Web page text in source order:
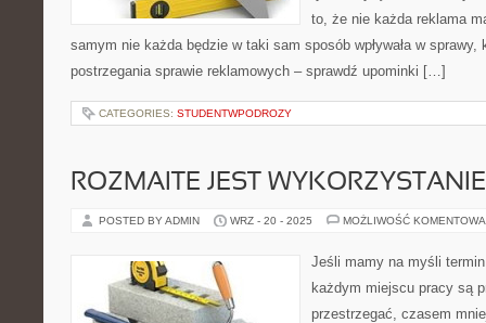
to, że nie każda reklama
samym nie każda będzie w taki sam sposób wpływała w
postrzegania sprawie reklamowych – sprawdź upominki […]
CATEGORIES: STUDENTWPODROZY
ROZMAITE JEST
POSTED BY ADMIN WRZ - 20 - 2025 MOŻLIWOŚĆ
Jeśli mamy na myśli
każdym miejscu pracy są
przestrzegać, czasem